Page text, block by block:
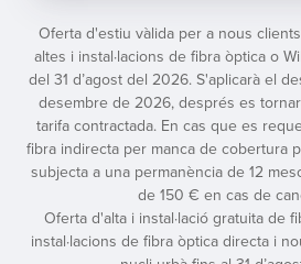
Oferta d'estiu vàlida per a nous
altes i instal·lacions de fibra òptica o
del 31 d’agost del 2026. S'aplicarà el
desembre de 2026, després es
tarifa contractada. En cas que es
fibra indirecta per manca de cobertura
subjecta a una permanència de 12
de 150 € en cas de
Oferta d'alta i instal·lació gratuita de
instal·lacions de fibra òptica directa i